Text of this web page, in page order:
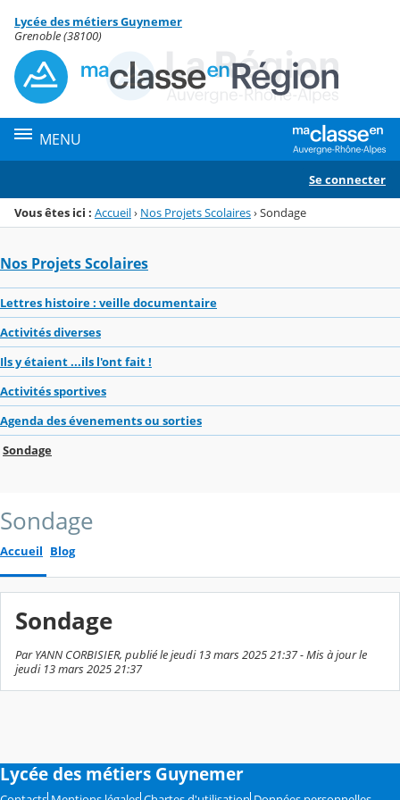
Menu de la rubrique
Contenu
Lycée des métiers Guynemer
Grenoble (38100)
MENU
Se connecter
Vous êtes ici : Accueil› Nos Projets Scolaires›Sondage
Nos Projets Scolaires
Lettres histoire : veille documentaire
Activités diverses
Ils y étaient ...ils l'ont fait !
Activités sportives
Agenda des évenements ou sorties
Sondage
Sondage
Accueil Blog
Sondage
Par YANN CORBISIER, publié le jeudi 13 mars 2025 21:37 - Mis à jour le
jeudi 13 mars 2025 21:37
Lycée des métiers Guynemer